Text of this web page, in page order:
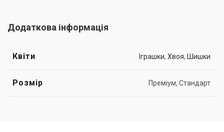
Додаткова інформація
Квіти Іграшки, Хвоя, Шишки
Розмір Преміум, Стандарт